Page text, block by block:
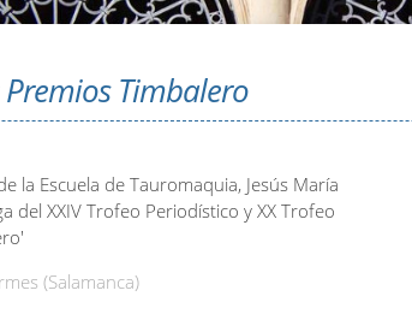
Timbalero
la Escuela de Tauromaquia, Jesús María
del XXIV Trofeo Periodístico y XX Trofeo
(Salamanca)